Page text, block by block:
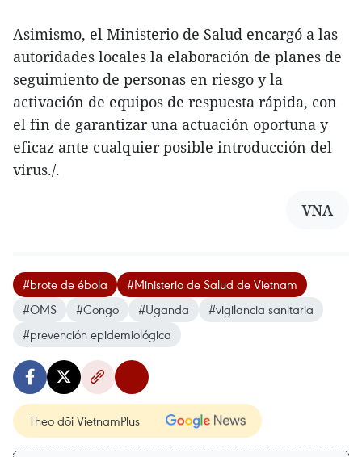
Asimismo, el Ministerio de Salud encargó a las
autoridades locales la elaboración de planes de
seguimiento de personas en riesgo y la
activación de equipos de respuesta rápida, con
el fin de garantizar una actuación oportuna y
eficaz ante cualquier posible introducción del
virus./.
VNA
#brote de ébola
#Ministerio de Salud de Vietnam
#OMS
#Congo #Uganda
#vigilancia sanitaria
#prevención epidemiológica
Theo dõi VietnamPlus